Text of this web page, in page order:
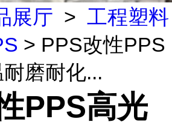
展厅 > 工程塑料
> PPS改性PPS
磨耐化...
PPS高光